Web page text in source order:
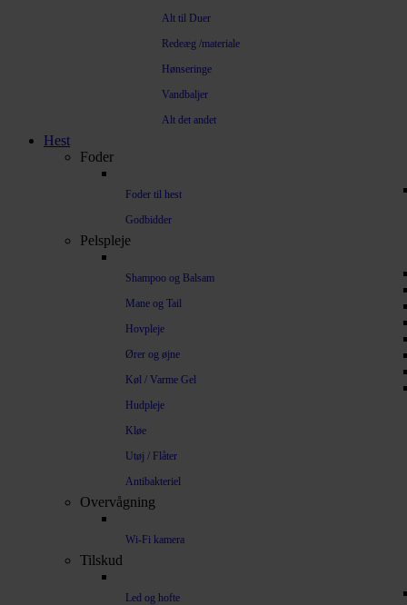
Alt til Duer
Redeæg /materiale
Hønseringe
Vandbaljer
Alt det andet
Hest
Foder
Foder til hest
Godbidder
Pelspleje
Shampoo og Balsam
Mane og Tail
Hovpleje
Ører og øjne
Køl / Varme Gel
Hudpleje
Kløe
Utøj / Flåter
Antibakteriel
Overvågning
Wi-Fi kamera
Tilskud
Led og hofte